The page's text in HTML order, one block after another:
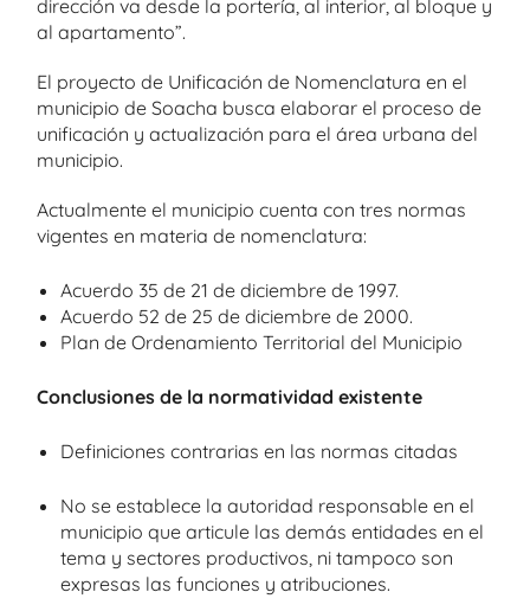
dirección va desde la portería, al interior, al bloque y
al apartamento”.
El proyecto de Unificación de Nomenclatura en el
municipio de Soacha busca elaborar el proceso de
unificación y actualización para el área urbana del
municipio.
Actualmente el municipio cuenta con tres normas
vigentes en materia de nomenclatura:
Acuerdo 35 de 21 de diciembre de 1997.
Acuerdo 52 de 25 de diciembre de 2000.
Plan de Ordenamiento Territorial del Municipio
Conclusiones de la normatividad existente
Definiciones contrarias en las normas citadas
No se establece la autoridad responsable en el
municipio que articule las demás entidades en el
tema y sectores productivos, ni tampoco son
expresas las funciones y atribuciones.